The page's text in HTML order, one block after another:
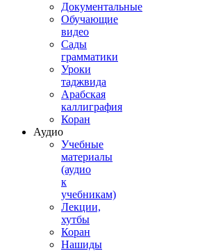
Документальные
Обучающие
видео
Сады
грамматики
Уроки
таджвида
Арабская
каллиграфия
Коран
Аудио
Учебные
материалы
(аудио
к
учебникам)
Лекции,
хутбы
Коран
Нашиды